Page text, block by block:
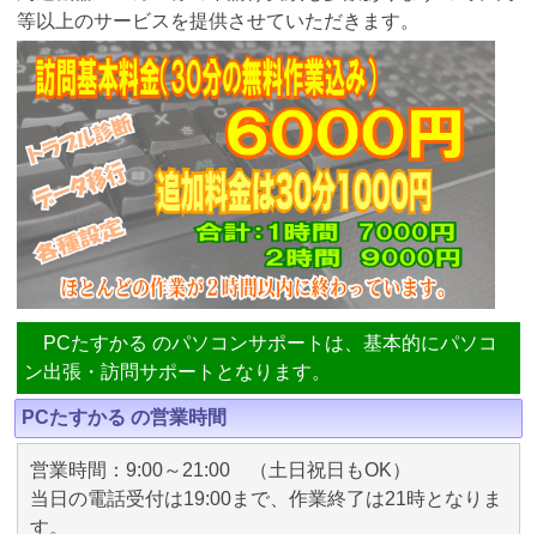
等以上のサービスを提供させていただきます。
PCたすかる のパソコンサポートは、基本的にパソコ
ン出張・訪問サポートとなります。
PCたすかる の営業時間
営業時間：9:00～21:00 （土日祝日もOK）
当日の電話受付は19:00まで、作業終了は21時となりま
す。